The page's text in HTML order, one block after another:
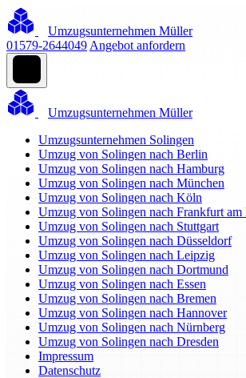
Umzugsunternehmen Müller
01579-2644049 Angebot anfordern
Umzugsunternehmen Müller
Umzugsunternehmen Solingen
Umzug von Solingen nach Berlin
Umzug von Solingen nach Hamburg
Umzug von Solingen nach München
Umzug von Solingen nach Köln
Umzug von Solingen nach Frankfurt am
Umzug von Solingen nach Stuttgart
Umzug von Solingen nach Düsseldorf
Umzug von Solingen nach Leipzig
Umzug von Solingen nach Dortmund
Umzug von Solingen nach Essen
Umzug von Solingen nach Bremen
Umzug von Solingen nach Hannover
Umzug von Solingen nach Nürnberg
Umzug von Solingen nach Dresden
Impressum
Datenschutz